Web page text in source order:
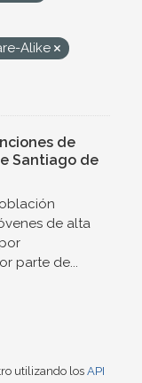
Alike
de
Santiago de
de alta
parte de...
utilizando los API